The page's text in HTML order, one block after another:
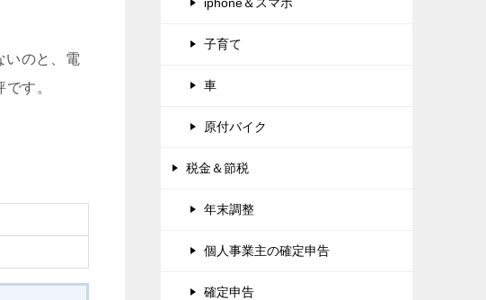
いのと、電
す。
子育て
車
原付バイク
税金＆節税
年末調整
個人事業主の確定申告
確定申告